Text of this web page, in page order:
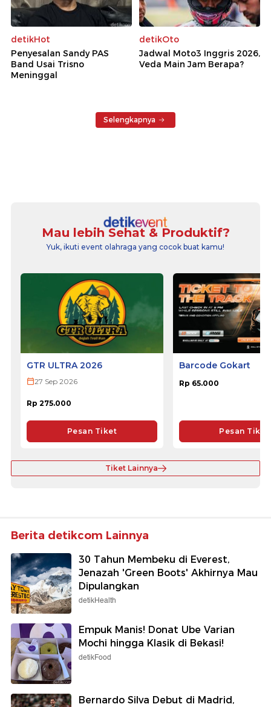
detikHot
Penyesalan Sandy PAS
Band Usai Trisno
Meninggal
detikOto
Jadwal Moto3 Inggris 2026,
Veda Main Jam Berapa?
Selengkapnya
Mau lebih Sehat & Produktif?
Yuk, ikuti event olahraga yang cocok buat kamu!
GTR ULTRA 2026
27 Sep 2026
Rp 275.000
Pesan Tiket
Barcode Gokart
Rp 65.000
Pesan Tiket
Tiket Lainnya
Berita detikcom Lainnya
30 Tahun Membeku di Everest,
Jenazah 'Green Boots' Akhirnya Mau
Dipulangkan
detikHealth
Empuk Manis! Donat Ube Varian
Mochi hingga Klasik di Bekasi!
detikFood
Bernardo Silva Debut di Madrid,